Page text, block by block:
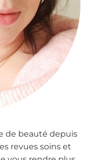
de beauté depuis
revues soins et